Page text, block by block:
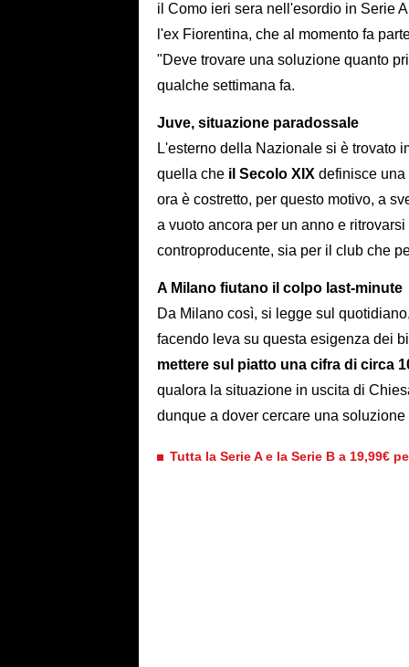
il Como ieri sera nell'esordio in Serie
l'ex Fiorentina, che al momento fa
"Deve trovare una soluzione quanto
qualche settimana fa.
Juve, situazione paradossale
L'esterno della Nazionale si è trovato
quella che il Secolo XIX definisce una
ora è costretto, per questo motivo, a
a vuoto ancora per un anno e
controproducente, sia per il club che
A Milano fiutano il colpo last-minute
Da Milano così, si legge sul
facendo leva su questa esigenza dei
mettere sul piatto una cifra di circa
qualora la situazione in uscita di
dunque a dover cercare una
Tutta la Serie A e la Serie B a 19,99€